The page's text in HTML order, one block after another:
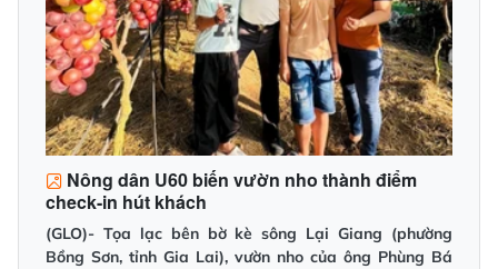
Nông dân U60 biến vườn nho thành điểm
check-in hút khách
(GLO)- Tọa lạc bên bờ kè sông Lại Giang (phường
Bồng Sơn, tỉnh Gia Lai), vườn nho của ông Phùng Bá